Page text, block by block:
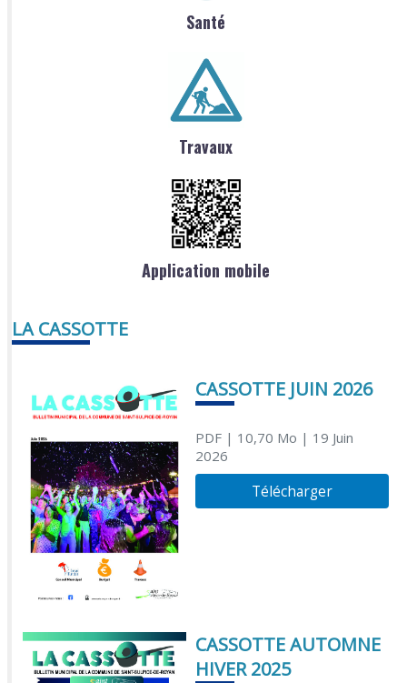
Santé
Travaux
Application mobile
LA CASSOTTE
CASSOTTE JUIN 2026
PDF| 10,70 Mo | 19 Juin
2026
Télécharger
CASSOTTE AUTOMNE
HIVER 2025